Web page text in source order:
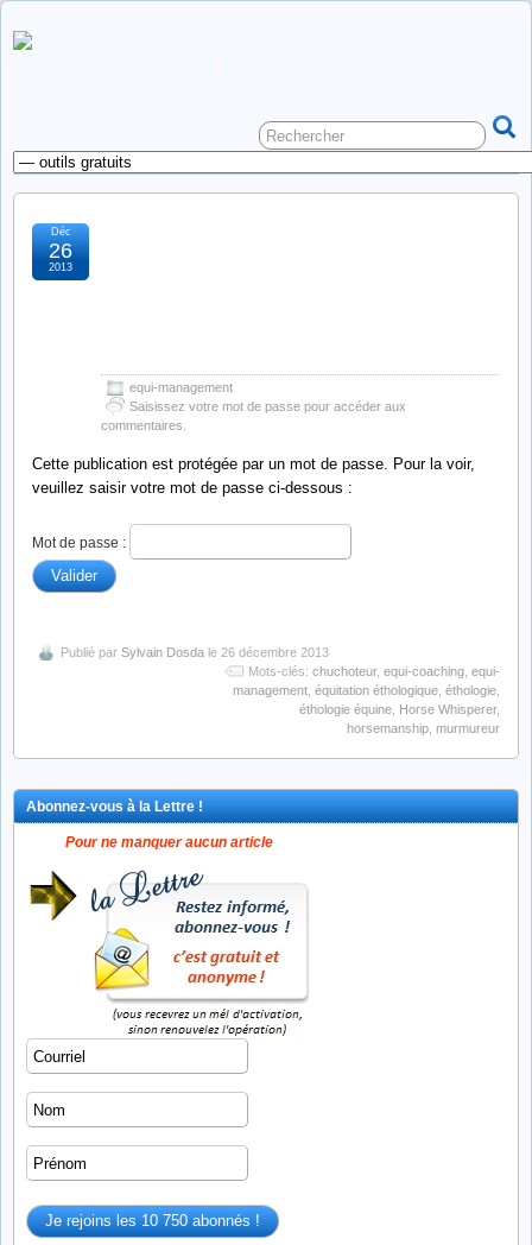
equi-management
Saisissez votre mot de passe pour accéder aux
commentaires.
Déc
26
2013
Cette publication est protégée par un mot de passe. Pour la voir,
veuillez saisir votre mot de passe ci-dessous :
Mot de passe :
Publié par Sylvain Dosda le 26 décembre 2013
Mots-clés: chuchoteur, equi-coaching equi-
management équitation éthologique éthologie
éthologie équine Horse Whisperer,
horsemanship murmureur
Abonnez-vous à la Lettre !
Pour ne manquer aucun article